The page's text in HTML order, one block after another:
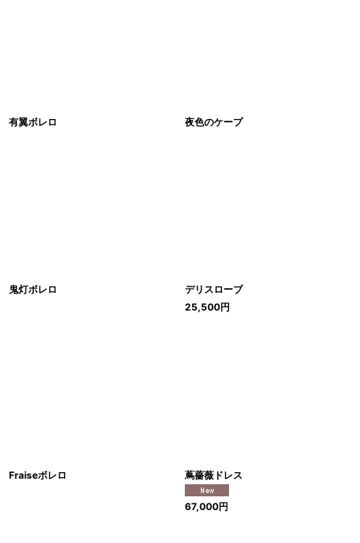
有翼ボレロ 夜色のケープ
鬼灯ボレロ
デリスローブ
25,500円
Fraiseボレロ 蔦薔薇ドレス
67,000円